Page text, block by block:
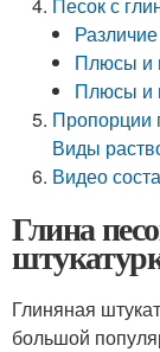
Плюсы и
Плюсы и
Пропорции
Виды
Видео
Глина
Глиняная
большой